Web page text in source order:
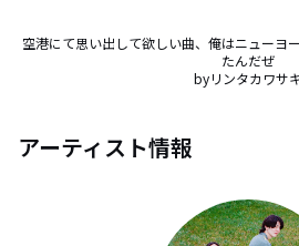
空港にて思い出して欲しい曲、俺はニューヨ
たんだぜ
byリンタカワサ
アーティスト情報